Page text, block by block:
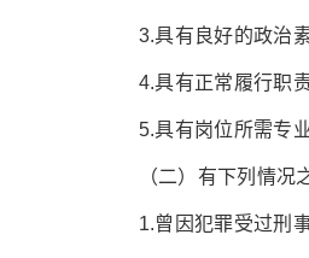
3.具有良好的政治
4.具有正常履行职
5.具有岗位所需专
（二）有下列情况
1.曾因犯罪受过刑